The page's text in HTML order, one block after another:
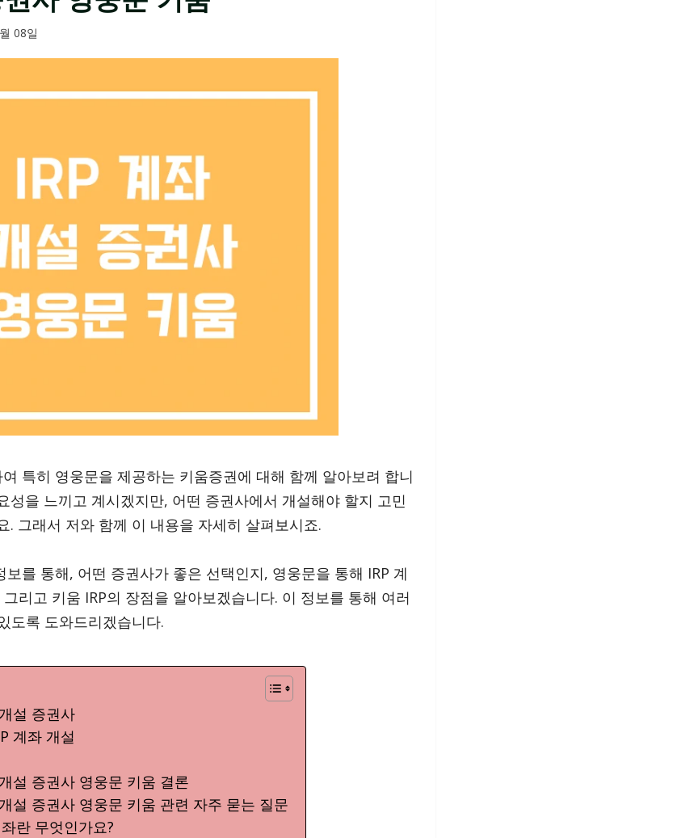
08일
특히 영웅문을 제공하는 키움증권에 대해 함께 알아보려 합니
성을 느끼고 계시겠지만, 어떤 증권사에서 개설해야 할지 고민
. 그래서 저와 함께 이 내용을 자세히 살펴보시죠.
보를 통해, 어떤 증권사가 좋은 선택인지, 영웅문을 통해 IRP 계
리고 키움 IRP의 장점을 알아보겠습니다. 이 정보를 통해 여러
도록 도와드리겠습니다.
설 증권사
계좌 개설
설 증권사 영웅문 키움 결론
설 증권사 영웅문 키움 관련 자주 묻는 질문
란 무엇인가요?